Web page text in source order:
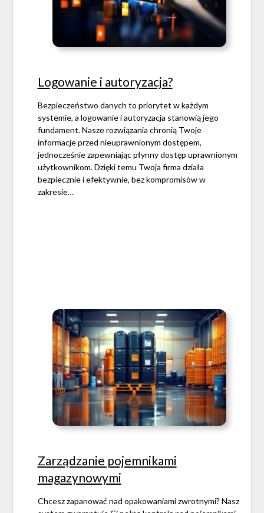
Logowanie i autoryzacja?
Bezpieczeństwo danych to priorytet w każdym
systemie, a logowanie i autoryzacja stanowią jego
fundament. Nasze rozwiązania chronią Twoje
informacje przed nieuprawnionym dostępem,
jednocześnie zapewniając płynny dostęp uprawnionym
użytkownikom. Dzięki temu Twoja firma działa
bezpiecznie i efektywnie, bez kompromisów w
zakresie…
Zarządzanie pojemnikami
magazynowymi
Chcesz zapanować nad opakowaniami zwrotnymi? Nasz